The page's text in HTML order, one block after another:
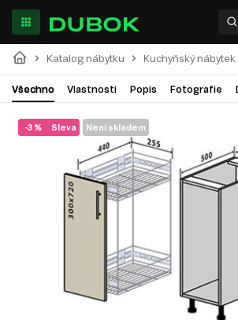
Katalog nábytku Kuchyňský nábytek
Všechno Vlastnosti Popis Fotografie
Sleva
-3 % Není skladem